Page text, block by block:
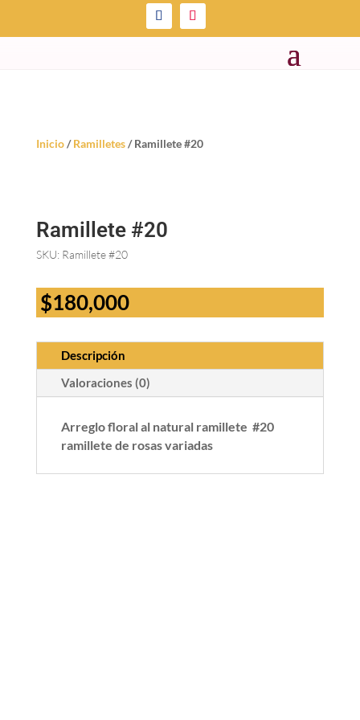
Inicio/Ramilletes/ Ramillete #20
Ramillete #20
SKU: Ramillete #20
$180,000
Descripción
Valoraciones (0)
Arreglo floral al natural ramillete #20
ramillete de rosas variadas